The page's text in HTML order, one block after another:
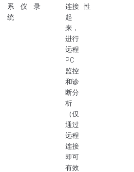
系
统
仪
录
连接
起
来，
进行
远程
PC
监控
和诊
断分
析
（仅
通过
远程
连接
即可
有效
性